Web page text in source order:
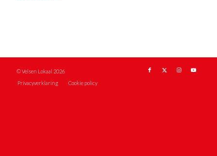
© Velsen Lokaal 2026
Privacyverklaring
Cookie policy